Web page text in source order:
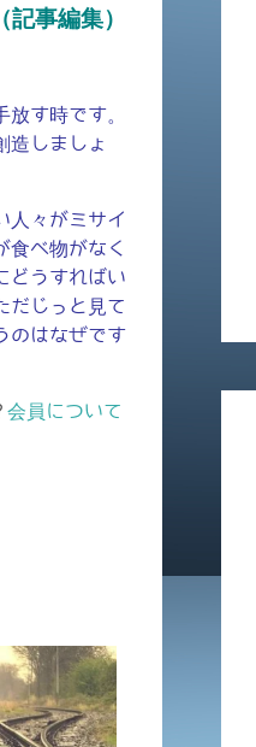
（記事編集）
す時です。
造しましょ
人々がミサイ
べ物がなく
どうすればい
だじっと見て
のはなぜです
会員について